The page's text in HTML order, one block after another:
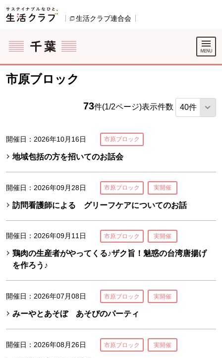
ページの先頭です。
生活クラブ連合会
ここからサイト内共通メニューです。
サイト内共通メニューをスキップする
サイト内共通メニューここまで。
市原ブロック
73件(1/2ページ)表示件数
開催日：2026年10月16日 市原ブロック
地域包括の方を招いてのお話会
開催日：2026年09月28日 市原ブロック 実開催
訪問看護師による グリーフケアについてのお話
開催日：2026年09月11日 市原ブロック 実開催
鶏肉の生産者がやってくる♪ザク旨！魅惑の台湾唐揚げ
を作ろう♪
開催日：2026年07月08日 市原ブロック 実開催
みーやとあそぼ あそぴのパーティ
開催日：2026年08月26日 市原ブロック 実開催